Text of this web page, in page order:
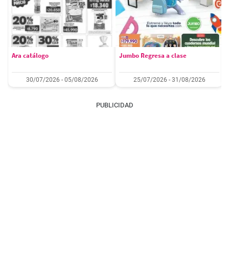
Ara catálogo
30/07/2026 - 05/08/2026
Jumbo Regresa a clase
25/07/2026 - 31/08/2026
PUBLICIDAD